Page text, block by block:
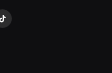
TikTok